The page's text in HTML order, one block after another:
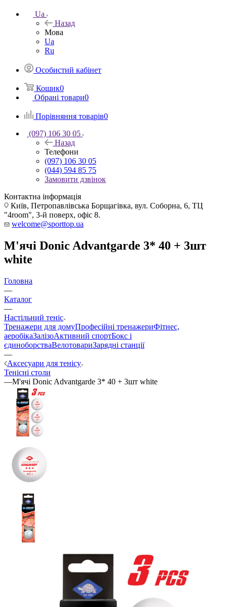
Ua
Назад
Мова
Ua
Ru
Особистий кабінет
Кошик0
Обрані товари0
Порівняння товарів0
(097) 106 30 05
Назад
Телефони
(097) 106 30 05
(044) 594 85 75
Замовити дзвінок
Контактна інформація
Київ, Петропавлівська Борщагівка, вул. Соборна, 6, ТЦ
"4room", 3-й поверх, офіс 8.
welcome@sporttop.ua
М'ячі Donic Advantgarde 3* 40 + 3шт
white
Головна
—
Каталог
—
Настільний теніс
Тренажери для домуПрофесійні тренажериФітнес,
аеробікаЗалізоАктивний спортБокс і
єдиноборстваВелотовариЗарядні станції
—
Аксесуари для тенісу
Тенісні столи
—М'ячі Donic Advantgarde 3* 40 + 3шт white